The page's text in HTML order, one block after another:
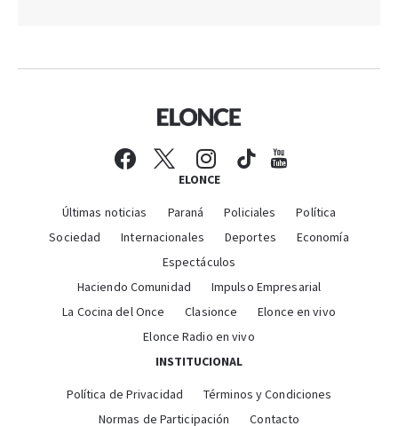
ELONCE
Últimas noticias Paraná Policiales
Política
Sociedad
Internacionales Deportes
Economía
Espectáculos
Haciendo Comunidad
Impulso Empresarial
La Cocina del Once
Clasionce
Elonce en vivo
Elonce Radio en vivo
INSTITUCIONAL
Política de Privacidad
Términos y Condiciones
Normas de Participación
Contacto